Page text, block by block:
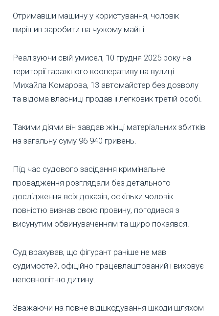
Отримавши машину у користування, чоловік
вирішив заробити на чужому майні.
Реалізуючи свій умисел, 10 грудня 2025 року на
території гаражного кооперативу на вулиці
Михайла Комарова, 13 автомайстер без дозволу
та відома власниці продав її легковик третій особі.
Такими діями він завдав жінці матеріальних збитків
на загальну суму 96 940 гривень.
Під час судового засідання кримінальне
провадження розглядали без детального
дослідження всіх доказів, оскільки чоловік
повністю визнав свою провину, погодився з
висунутим обвинуваченням та щиро покаявся.
Суд врахував, що фігурант раніше не мав
судимостей, офіційно працевлаштований і виховує
неповнолітню дитину.
Зважаючи на повне відшкодування шкоди шляхом